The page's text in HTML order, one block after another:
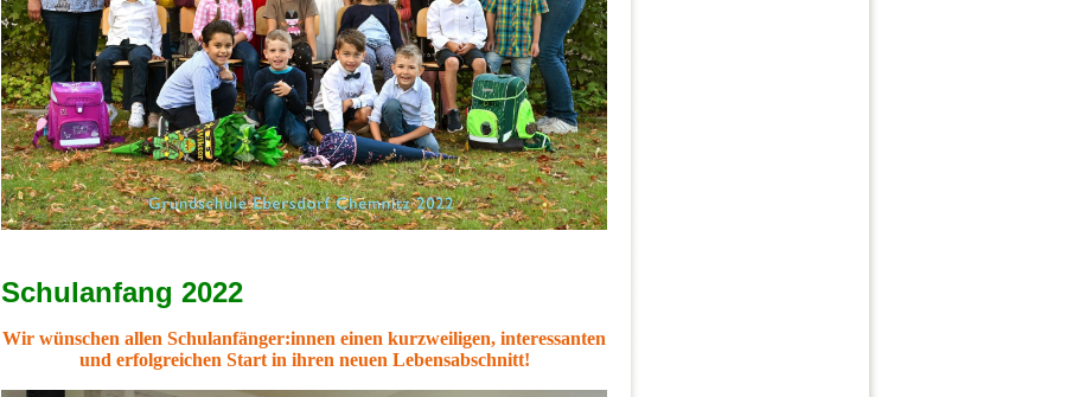
Schulanfang 2022
Wir wünschen allen Schulanfänger:innen einen kurzweiligen, interessanten
und erfolgreichen Start in ihren neuen Lebensabschnitt!